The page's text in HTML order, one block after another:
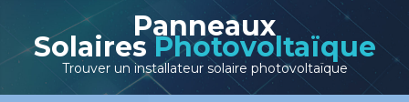
Panneaux
Solaires Photovoltaïque
Trouver un installateur solaire photovoltaïque